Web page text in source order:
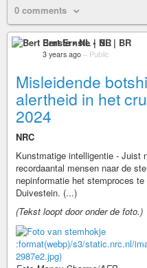
0 comments
Bert Ernste • NL | BR
3 years ago – Public
Misleidende
alertheid in het
2024
NRC
Kunstmatige intelligentie - Juist
recordaantal mensen naar de
nepinformatie het stemproces
Duivestein. (...)
(Tekst loopt door onder de foto.)
:format(webp)/s3/static.nrc.nl/
2987e2.jpg)